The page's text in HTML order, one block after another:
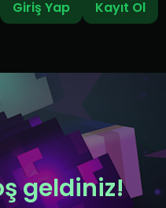
Giriş Yap
Kayıt Ol
geldiniz!